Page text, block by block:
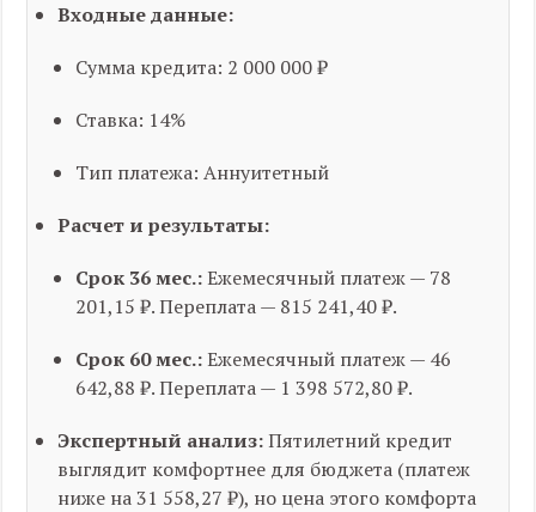
Входные данные:
Сумма кредита: 2 000 000 ₽
Ставка: 14%
Тип платежа: Аннуитетный
Расчет и результаты:
Срок 36 мес.:Ежемесячный платеж — 78
201,15 ₽. Переплата — 815 241,40 ₽.
Срок 60 мес.:Ежемесячный платеж — 46
642,88 ₽. Переплата — 1 398 572,80 ₽.
Экспертный анализ:Пятилетний кредит
выглядит комфортнее для бюджета (платеж
ниже на 31 558,27 ₽), но цена этого комфорта